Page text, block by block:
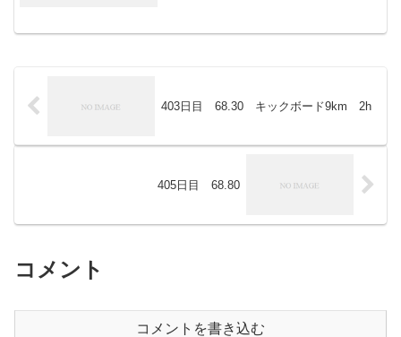
403日目 68.30 キックボード9km 2h
405日目 68.80
コメント
コメントを書き込む